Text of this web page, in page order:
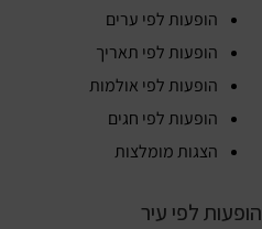
הופעות לפי ערים
הופעות לפי תאריך
הופעות לפי אולמות
הופעות לפי חגים
הצגות מומלצות
הופעות לפי עיר